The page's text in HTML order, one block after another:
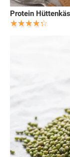
Protein